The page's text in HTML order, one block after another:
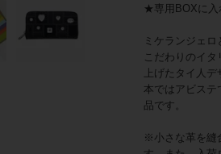
★専用BOXに入
ミケランジェロ
こだわりのイ
上げたタイ人
本ではアビステ
品です。
※小さな革を縫